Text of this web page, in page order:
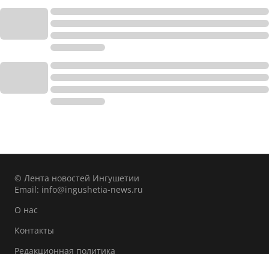
© Лента новостей Ингушетии
Email: info@ingushetia-news.ru
О нас
Контакты
Редакционная политика